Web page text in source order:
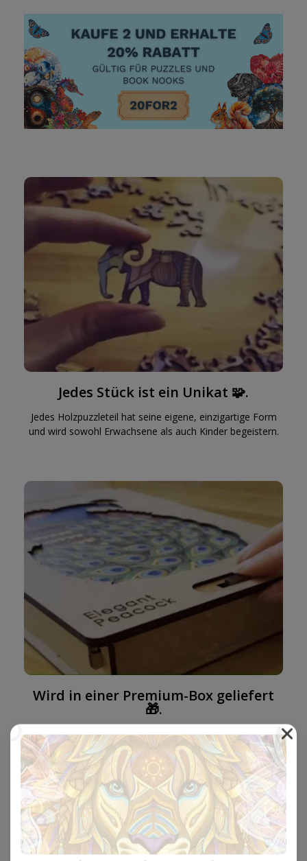
Jedes Stück ist ein Unikat 🧩.
Jedes Holzpuzzleteil hat seine eigene, einzigartige Form
und wird sowohl Erwachsene als auch Kinder begeistern.
Wird in einer Premium-Box geliefert
🎁.
Unsere Boxen sind wunderschön gestaltet, verfügen über
einen Schließmechanismus und haben die perfekte Größe
für den Versand als Geschenk.